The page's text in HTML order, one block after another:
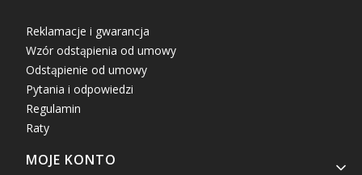
Reklamacje i gwarancja
Wzór odstąpienia od umowy
Odstąpienie od umowy
Pytania i odpowiedzi
Regulamin
Raty
MOJE KONTO